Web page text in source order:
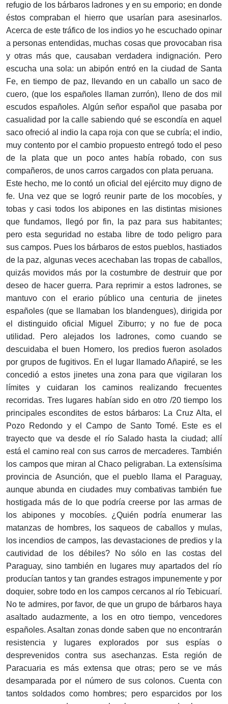
refugio de los bárbaros ladrones y en su emporio; en donde
éstos compraban el hierro que usarían para asesinarlos.
Acerca de este tráfico de los indios yo he escuchado opinar
a personas entendidas, muchas cosas que provocaban risa
y otras más que, causaban verdadera indignación. Pero
escucha una sola: un abipón entró en la ciudad de Santa
Fe, en tiempo de paz, llevando en un caballo un saco de
cuero, (que los españoles llaman zurrón), lleno de dos mil
escudos españoles. Algún señor español que pasaba por
casualidad por la calle sabiendo qué se escondía en aquel
saco ofreció al indio la capa roja con que se cubría; el indio,
muy contento por el cambio propuesto entregó todo el peso
de la plata que un poco antes había robado, con sus
compañeros, de unos carros cargados con plata peruana.
Este hecho, me lo contó un oficial del ejército muy digno de
fe. Una vez que se logró reunir parte de los mocobíes, y
tobas y casi todos los abipones en las distintas misiones
que fundamos, llegó por fin, la paz para sus habitantes;
pero esta seguridad no estaba libre de todo peligro para
sus campos. Pues los bárbaros de estos pueblos, hastiados
de la paz, algunas veces acechaban las tropas de caballos,
quizás movidos más por la costumbre de destruir que por
deseo de hacer guerra. Para reprimir a estos ladrones, se
mantuvo con el erario público una centuria de jinetes
españoles (que se llamaban los blandengues), dirigida por
el distinguido oficial Miguel Ziburro; y no fue de poca
utilidad. Pero alejados los ladrones, como cuando se
descuidaba el buen Homero, los predios fueron asolados
por grupos de fugitivos. En el lugar llamado Añapiré, se les
concedió a estos jinetes una zona para que vigilaran los
límites y cuidaran los caminos realizando frecuentes
recorridas. Tres lugares habían sido en otro /20 tiempo los
principales escondites de estos bárbaros: La Cruz Alta, el
Pozo Redondo y el Campo de Santo Tomé. Este es el
trayecto que va desde el río Salado hasta la ciudad; allí
está el camino real con sus carros de mercaderes. También
los campos que miran al Chaco peligraban. La extensísima
provincia de Asunción, que el pueblo llama el Paraguay,
aunque abunda en ciudades muy combativas también fue
hostigada más de lo que podría creerse por las armas de
los abipones y mocobíes. ¿Quién podría enumerar las
matanzas de hombres, los saqueos de caballos y mulas,
los incendios de campos, las devastaciones de predios y la
cautividad de los débiles? No sólo en las costas del
Paraguay, sino también en lugares muy apartados del río
producían tantos y tan grandes estragos impunemente y por
doquier, sobre todo en los campos cercanos al río Tebicuarí.
No te admires, por favor, de que un grupo de bárbaros haya
asaltado audazmente, a los en otro tiempo, vencedores
españoles. Asaltan zonas donde saben que no encontrarán
resistencia y lugares explorados por sus espías o
desprevenidos contra sus asechanzas. Esta región de
Paracuaria es más extensa que otras; pero se ve más
desamparada por el número de sus colonos. Cuenta con
tantos soldados como hombres; pero esparcidos por los